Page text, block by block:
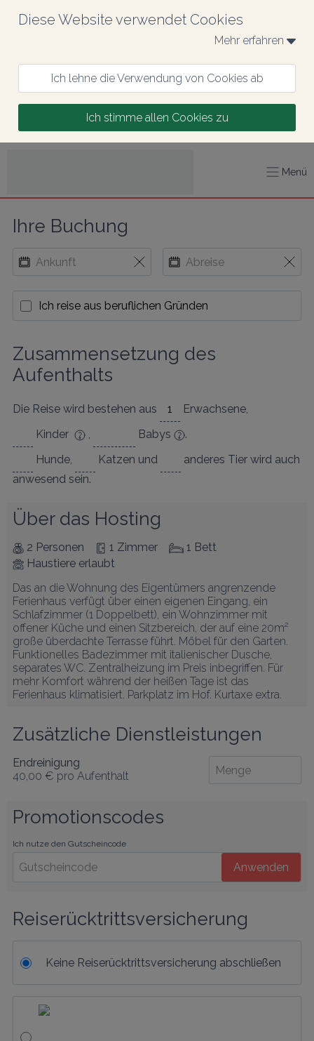
Diese Website verwendet Cookies
Mehr erfahren
Ich lehne die Verwendung von Cookies ab
Ich stimme allen Cookies zu
Menü
Ihre Buchung
Ich reise aus beruflichen Gründen
Zusammensetzung des
Aufenthalts
Die Reise wird bestehen aus Erwachsene,
Kinder
, Babys
.
Hunde, Katzen und anderes Tier wird auch
anwesend sein.
Über das Hosting
2 Personen 1 Zimmer
1 Bett
Haustiere erlaubt
Das an die Wohnung des Eigentümers angrenzende
Ferienhaus verfügt über einen eigenen Eingang, ein
Schlafzimmer (1 Doppelbett), ein Wohnzimmer mit
offener Küche und einen Sitzbereich, der auf eine 20m²
große überdachte Terrasse führt. Möbel für den Garten.
Funktionelles Badezimmer mit italienischer Dusche,
separates WC. Zentralheizung im Preis inbegriffen. Für
mehr Komfort während der heißen Tage ist das
Ferienhaus klimatisiert. Parkplatz im Hof. Kurtaxe extra.
Zusätzliche Dienstleistungen
Endreinigung
40,00 € pro Aufenthalt
Promotionscodes
Ich nutze den Gutscheincode
Anwenden
Reiserücktrittsversicherung
Keine Reiserücktrittsversicherung abschließen